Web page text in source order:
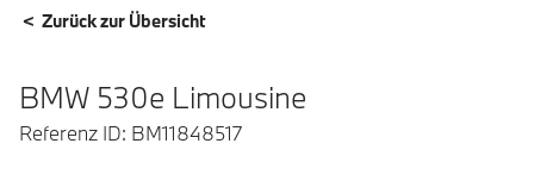
FAHRZEUGDETAILS
< Zurück zur Übersicht
BMW 530e Limousine
Referenz ID: BM11848517